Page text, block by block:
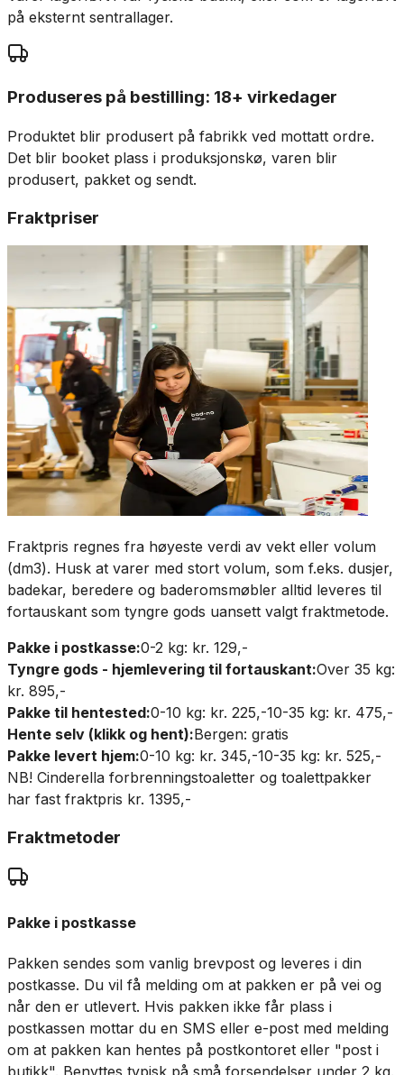
på eksternt sentrallager.
Produseres på bestilling: 18+ virkedager
Produktet blir produsert på fabrikk ved mottatt ordre.
Det blir booket plass i produksjonskø, varen blir
produsert, pakket og sendt.
Fraktpriser
Fraktpris regnes fra høyeste verdi av vekt eller volum
(dm3). Husk at varer med stort volum, som f.eks. dusjer,
badekar, beredere og baderomsmøbler alltid leveres til
fortauskant som tyngre gods uansett valgt fraktmetode.
Pakke i postkasse:0-2 kg: kr. 129,-
Tyngre gods - hjemlevering til fortauskant:Over 35 kg:
kr. 895,-
Pakke til hentested:0-10 kg: kr. 225,-10-35 kg: kr. 475,-
Hente selv (klikk og hent):Bergen: gratis
Pakke levert hjem:0-10 kg: kr. 345,-10-35 kg: kr. 525,-
NB! Cinderella forbrenningstoaletter og toalettpakker
har fast fraktpris kr. 1395,-
Fraktmetoder
Pakke i postkasse
Pakken sendes som vanlig brevpost og leveres i din
postkasse. Du vil få melding om at pakken er på vei og
når den er utlevert. Hvis pakken ikke får plass i
postkassen mottar du en SMS eller e-post med melding
om at pakken kan hentes på postkontoret eller "post i